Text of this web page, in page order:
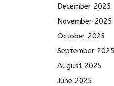
December 2025
November 2025
October 2025
September 2025
August 2025
June 2025